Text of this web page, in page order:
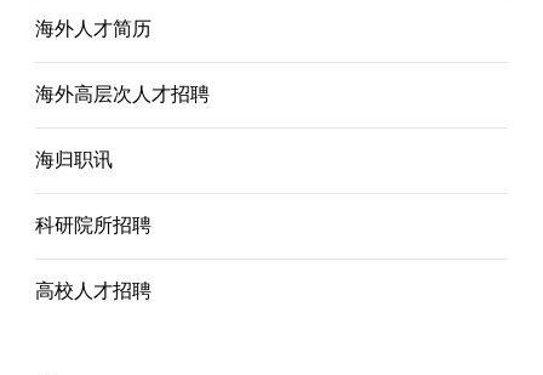
海外人才简历
海外高层次人才招聘
海归职讯
科研院所招聘
高校人才招聘